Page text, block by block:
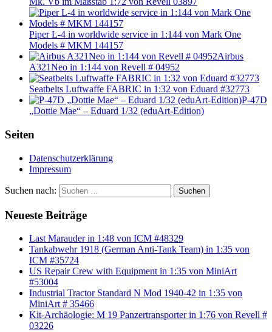
Piper L-4 in worldwide service in 1:144 von Mark One
Models # MKM 144157
Airbus
A321Neo in 1:144 von Revell # 04952
Seatbelts Luftwaffe FABRIC in 1:32 von Eduard #32773
P-47D
„Dottie Mae“ – Eduard 1/32 (eduArt-Edition)
Seiten
Datenschutzerklärung
Impressum
Suchen nach: Suchen
Neueste Beiträge
Last Marauder in 1:48 von ICM #48329
Tankabwehr 1918 (German Anti-Tank Team) in 1:35 von
ICM #35724
US Repair Crew with Equipment in 1:35 von MiniArt
#53004
Industrial Tractor Standard N Mod 1940-42 in 1:35 von
MiniArt # 35466
Kit-Archäologie: M 19 Panzertransporter in 1:76 von Revell #
03226